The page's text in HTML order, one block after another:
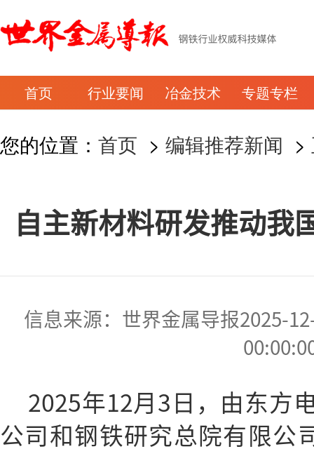
首页 行业要闻 冶金技术 专题专栏
您的位置： 首页 > 编辑推荐新闻 >
自主新材料研发推动我
信息来源：世界金属导报2025-
2025年12月3日，由东方
公司和钢铁研究总院有限公